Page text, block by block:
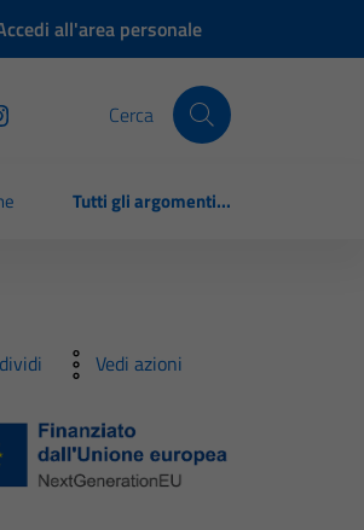
all'area personale
Cerca
Tutti gli argomenti...
Vedi azioni